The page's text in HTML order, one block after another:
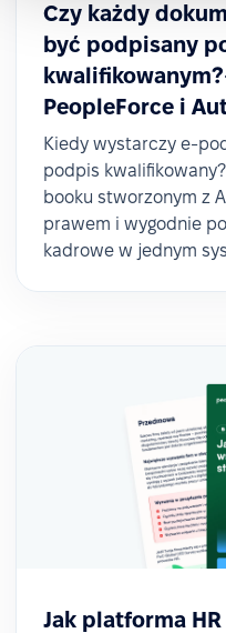
Czy każdy
być podpisany
PeopleForce i
Kiedy wystarczy e-
podpis
booku stworzonym z
prawem i wygodnie
kadrowe w jednym
Jak platforma